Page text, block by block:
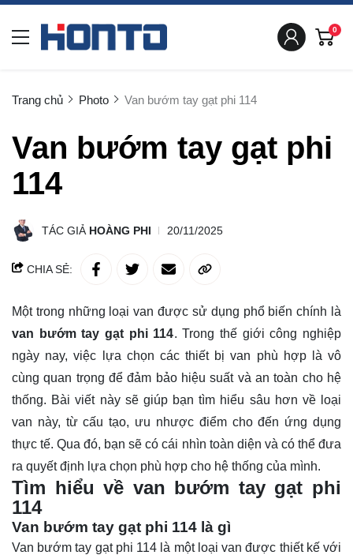
0
Trang chủ Photo Van bướm tay gạt phi 114
Van bướm tay gạt phi
114
TÁC GIẢ HOÀNG PHI 20/11/2025
CHIA SẺ:
Một trong những loại van được sử dụng phổ biến chính là
van bướm tay gạt phi 114. Trong thế giới công nghiệp
ngày nay, việc lựa chọn các thiết bị van phù hợp là vô
cùng quan trọng để đảm bảo hiệu suất và an toàn cho hệ
thống. Bài viết này sẽ giúp bạntìm hiểu sâu hơn về loại
van này, từ cấu tạo, ưu nhược điểm cho đến ứng dụng
thực tế. Qua đó, bạn sẽ có cái nhìn toàn diện và có thể đưa
ra quyết định lựa chọn phù hợp cho hệ thống của mình.
Tìm hiểu về van bướm tay gạt phi
114
Van bướm tay gạt phi 114 là gì
Van bướm tay gạt phi 114 là một loại van được thiết kế với